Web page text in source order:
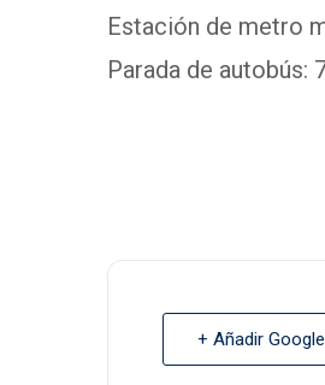
Estación de metro
Parada de autobús:
+ Añadir